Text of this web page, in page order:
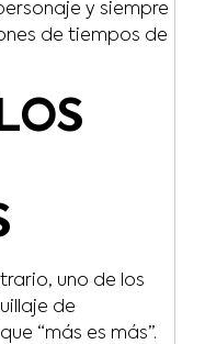
y siempre
de tiempos de
uno de los
de
“más es más”.